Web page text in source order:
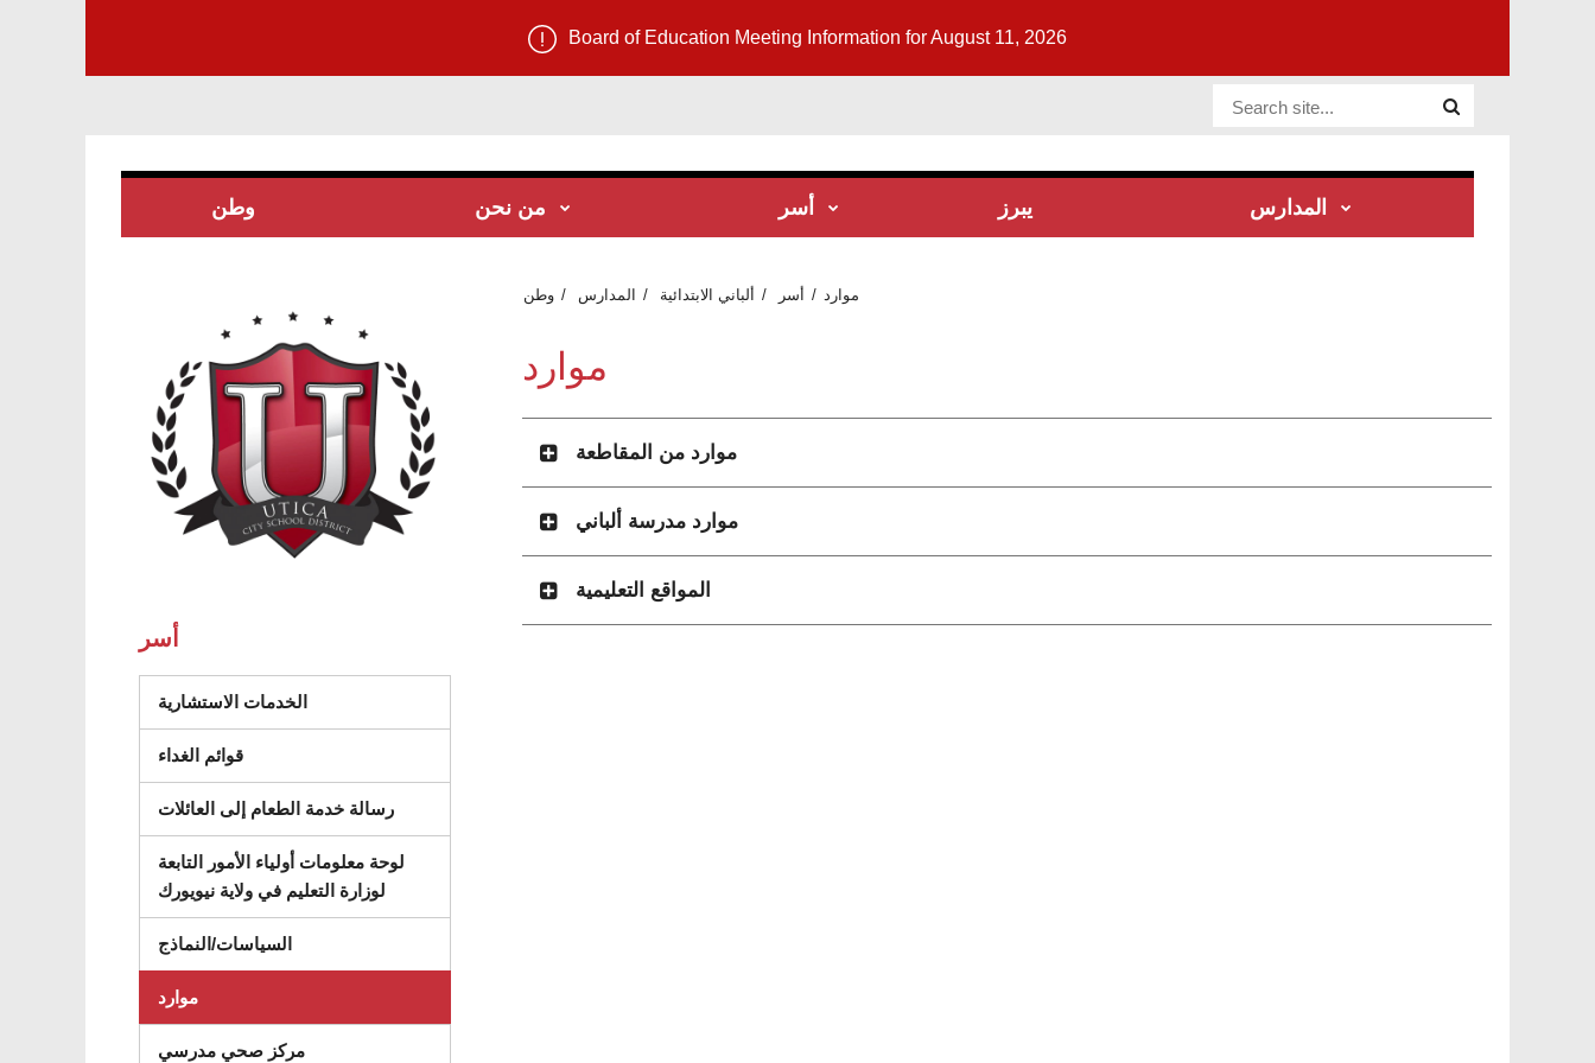
Board of Education Meeting Information for August 11, 2026
Website Site
وطن من نحن أسر يبرز المدارس
وطن المدارس ألباني الابتدائية أسر موارد
موارد
موارد من المقاطعة
موارد مدرسة ألباني
المواقع التعليمية
أسر
الخدمات الاستشارية
قوائم الغداء
رسالة خدمة الطعام إلى العائلات
لوحة معلومات أولياء الأمور التابعة
لوزارة التعليم في ولاية نيويورك
السياسات/النماذج
موارد
مركز صحي مدرسي